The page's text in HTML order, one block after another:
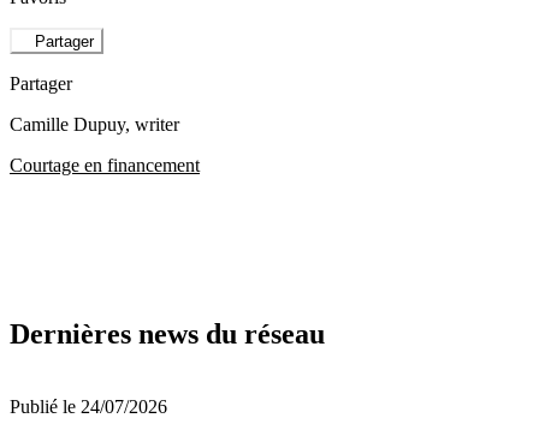
Partager
Partager
Camille Dupuy, writer
Courtage en financement
Dernières news du réseau
Publié le 24/07/2026